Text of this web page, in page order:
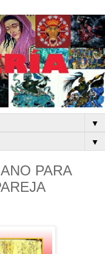
▼
▼
PARA